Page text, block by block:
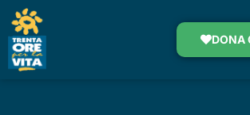
DONA